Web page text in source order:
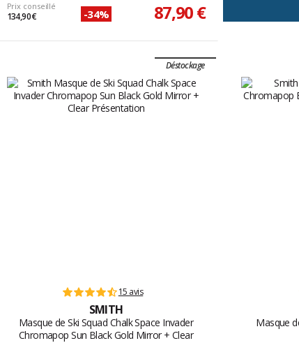
Prix conseillé
134,90 € -34% 87,90 €
Déstockage
15 avis
SMITH
Masque de Ski Squad Chalk Space Invader
Chromapop Sun Black Gold Mirror + Clear
Masque